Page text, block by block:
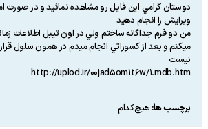
دوستان گرامي اين فايل رو مشاهده نمائيد و در صورت
ويرايش را انجام دهيد
من دو فرم جداگانه ساختم ولي در اون تيبل اطلاعات
ميكنم و بعد از كسوراتي انجام ميدم در همون سلول
نيست
http://uplod.ir/00jad5om1t6w/1.mdb.htm
برچسب ها: هیچ‌کدام